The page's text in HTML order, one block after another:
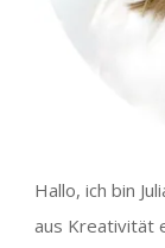
Hallo, ich bin
aus Kreativität